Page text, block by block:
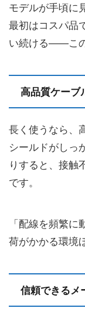
モデルが手頃に
最初はコスパ品
い続ける——この
高品質ケーブ
長く使うなら、
シールドがしっ
りすると、接触
です。
「配線を頻繁
荷がかかる環境
信頼できるメ